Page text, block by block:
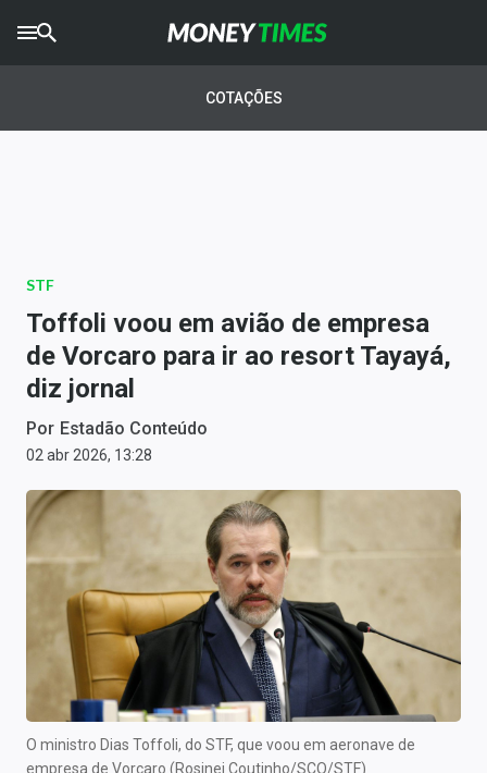
AGROTIMES
Newsletters
Money Trader
Anuncie
Últimas Notícias
Newsletters
Cotações
Comprar ou vender?
Carteiras Recomendadas
Central de Dividendos
Central de Fundos Imobiliários
COTAÇÕES
STF
Toffoli voou em avião de empresa
de Vorcaro para ir ao resort Tayayá,
diz jornal
Por Estadão Conteúdo
02 abr 2026, 13:28
O ministro Dias Toffoli, do STF, que voou em aeronave de
empresa de Vorcaro (Rosinei Coutinho/SCO/STF)